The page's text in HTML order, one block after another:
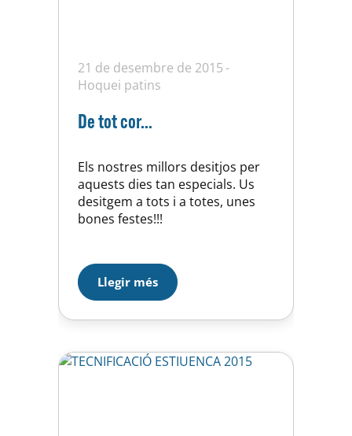
21 de desembre de 2015
Hoquei patins
De tot cor…
Els nostres millors desitjos per
aquests dies tan especials. Us
desitgem a tots i a totes, unes
bones festes!!!
Llegir més